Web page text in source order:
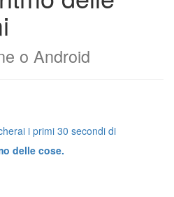
o Android
i primi 30 secondi di
delle cose.